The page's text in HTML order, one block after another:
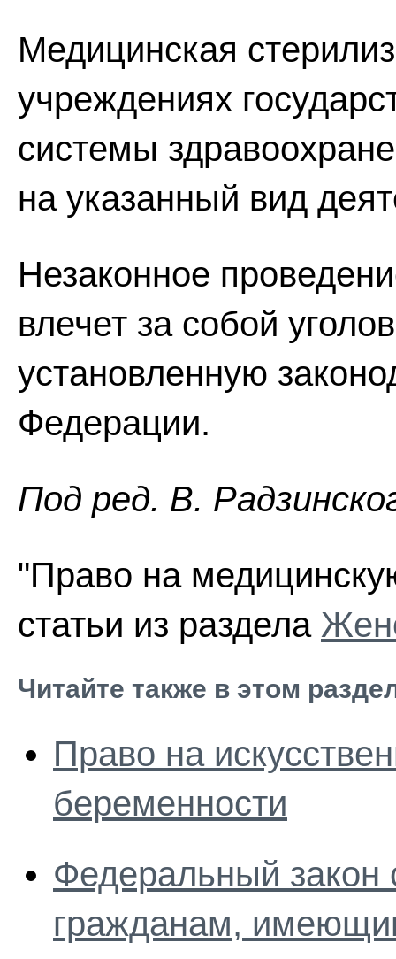
Медицинская
учреждениях
системы
на указанный вид
Незаконное
влечет за собой
установленную
Федерации.
Пoд peд. В.
"Право на
статьи из раздела
Читайте также в этом
Право на
беременности
Федеральный закон
гражданам,